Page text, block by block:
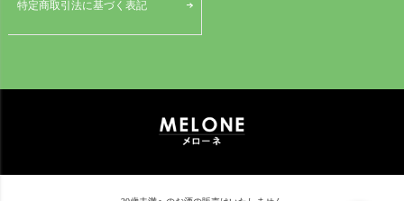
特定商取引法に基づく表記